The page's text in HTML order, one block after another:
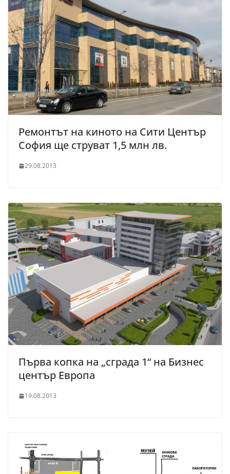
Ремонтът на киното на Сити Център
София ще струват 1,5 млн лв.
29.08.2013
Първа копка на „сграда 1“ на Бизнес
център Европа
19.08.2013